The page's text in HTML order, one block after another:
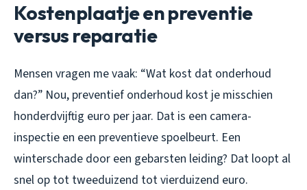
Kostenplaatje en preventie
versus reparatie
Mensen vragen me vaak: “Wat kost dat onderhoud
dan?” Nou, preventief onderhoud kost je misschien
honderdvijftig euro per jaar. Dat is een camera-
inspectie en een preventieve spoelbeurt. Een
winterschade door een gebarsten leiding? Dat loopt al
snel op tot tweeduizend tot vierduizend euro.